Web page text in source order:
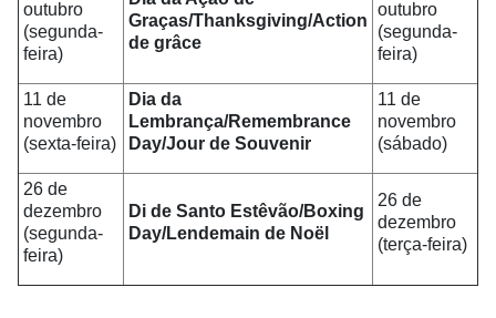
outubro
(segunda-
feira)
Graças/Thanksgiving/Action
de grâce
outubro
(segunda-
feira)
11 de
novembro
(sexta-feira)
Dia da
Lembrança/Remembrance
Day/Jour de Souvenir
11 de
novembro
(sábado)
26 de
dezembro
(segunda-
feira)
Di de Santo Estêvão/Boxing
Day/Lendemain de Noël
26 de
dezembro
(terça-feira)